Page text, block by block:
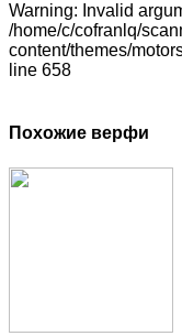
Warning: Invalid
/home/c/cofranlq/
content/themes/
line 658
Похожие верфи